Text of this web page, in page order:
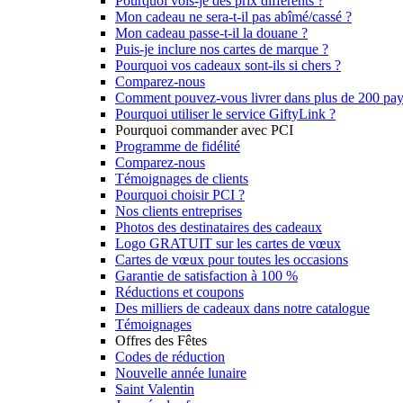
Mon cadeau ne sera-t-il pas abîmé/cassé ?
Mon cadeau passe-t-il la douane ?
Puis-je inclure nos cartes de marque ?
Pourquoi vos cadeaux sont-ils si chers ?
Comparez-nous
Comment pouvez-vous livrer dans plus de 200
Pourquoi utiliser le service GiftyLink ?
Pourquoi commander avec PCI
Programme de fidélité
Comparez-nous
Témoignages de clients
Pourquoi choisir PCI ?
Nos clients entreprises
Photos des destinataires des cadeaux
Logo GRATUIT sur les cartes de vœux
Cartes de vœux pour toutes les occasions
Garantie de satisfaction à 100 %
Réductions et coupons
Des milliers de cadeaux dans notre catalogue
Témoignages
Offres des Fêtes
Codes de réduction
Nouvelle année lunaire
Saint Valentin